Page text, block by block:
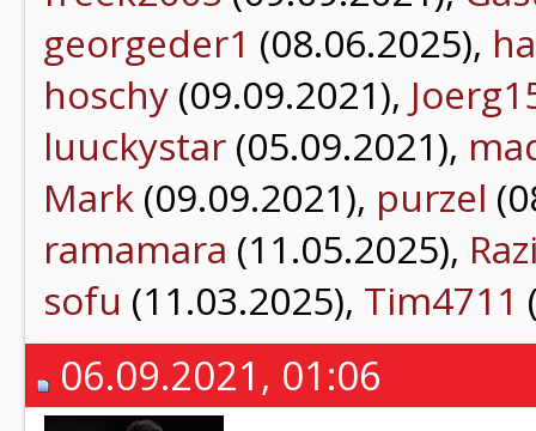
georgeder1 (08.06.2025),
hoschy (09.09.2021),
luuckystar (05.09.2021),
Mark (09.09.2021), purzel
ramamara (11.05.2025),
sofu (11.03.2025), Tim4711
06.09.2021, 01:06